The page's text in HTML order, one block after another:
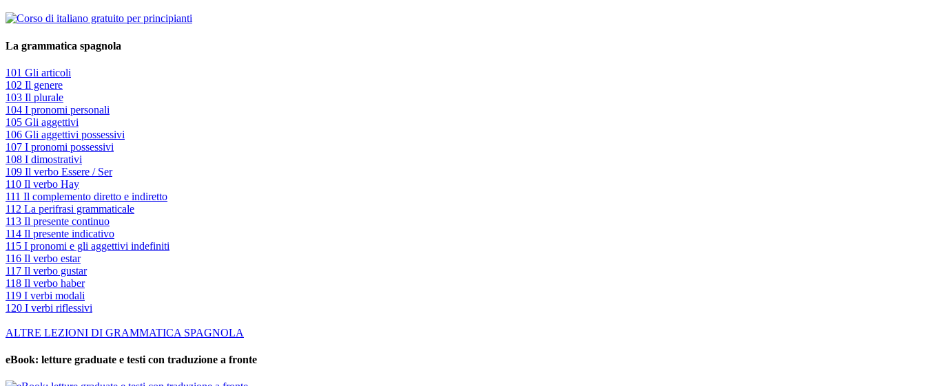
La grammatica spagnola
101 Gli articoli
102 Il genere
103 Il plurale
104 I pronomi personali
105 Gli aggettivi
106 Gli aggettivi possessivi
107 I pronomi possessivi
108 I dimostrativi
109 Il verbo Essere / Ser
110 Il verbo Hay
111 Il complemento diretto e indiretto
112 La perifrasi grammaticale
113 Il presente continuo
114 Il presente indicativo
115 I pronomi e gli aggettivi indefiniti
116 Il verbo estar
117 Il verbo gustar
118 Il verbo haber
119 I verbi modali
120 I verbi riflessivi
ALTRE LEZIONI DI GRAMMATICA SPAGNOLA
eBook: letture graduate e testi con traduzione a fronte